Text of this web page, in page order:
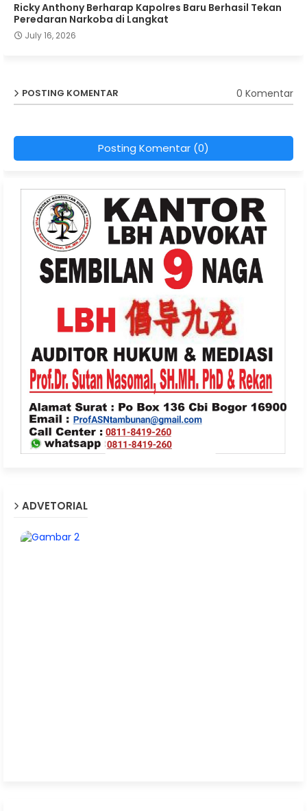
Ricky Anthony Berharap Kapolres Baru Berhasil Tekan
Peredaran Narkoba di Langkat
July 16, 2026
POSTING KOMENTAR 0 Komentar
Posting Komentar (0)
ADVETORIAL